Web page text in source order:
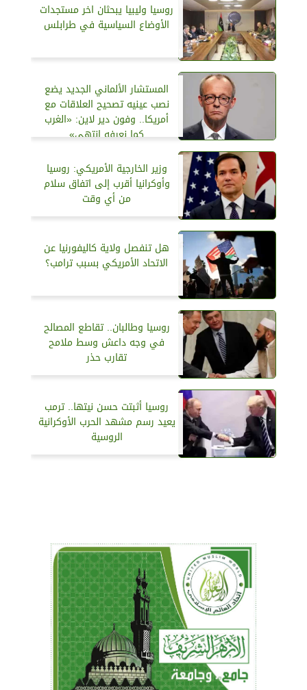
روسيا وليبيا يبحثان اخر مستجدات
الأوضاع السياسية في طرابلس
المستشار الألماني الجديد يضع
نصب عينيه تصحيح العلاقات مع
أمريكا.. وفون دير لاين​​​​​​​: «الغرب
كما نعرفه انتهى»
وزير الخارجية الأمريكي: روسيا
وأوكرانيا أقرب إلى اتفاق سلام
من أي وقت
هل تنفصل ولاية كاليفورنيا عن
الاتحاد الأمريكي بسبب ترامب؟
روسيا وطالبان.. تقاطع المصالح
في وجه داعش وسط ملامح
تقارب حذر
روسيا أثبتت حسن نيتها.. ترمب
يعيد رسم مشهد الحرب الأوكرانية
الروسية